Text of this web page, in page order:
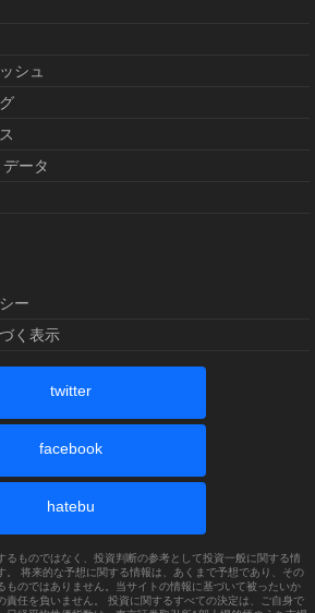
シュ
ータ
ー
く表示
twitter
facebook
hatebu
るものではなく、投資判断の参考として投資一般に関する情
。 将来的な予想に関する情報は、あくまで予想であり、その
ものではありません。当サイトの情報に基づいて被ったいか
責任を負いません。 投資に関するすべての決定は、ご自身で